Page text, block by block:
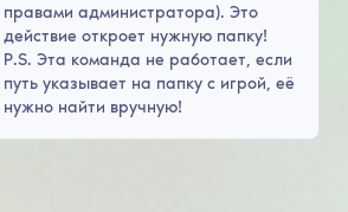
правами администратора). Это
действие откроет нужную папку!
P.S. Эта команда не работает, если
путь указывает на папку с игрой, её
нужно найти вручную!